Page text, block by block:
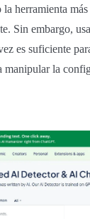
herramienta
Sin embargo,
es suficiente
manipular la